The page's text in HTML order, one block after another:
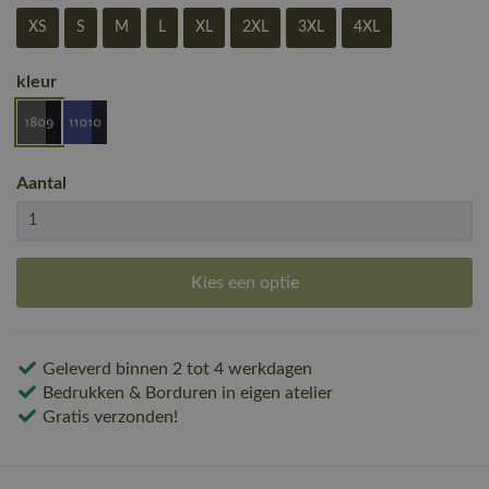
XS S M L XL 2XL 3XL 4XL
kleur
Aantal
Kies een optie
Geleverd binnen 2 tot 4 werkdagen
Bedrukken & Borduren in eigen atelier
Gratis verzonden!